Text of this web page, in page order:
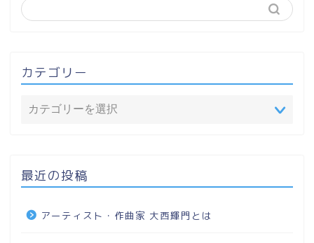
カテゴリー
最近の投稿
アーティスト・作曲家 大西輝門とは